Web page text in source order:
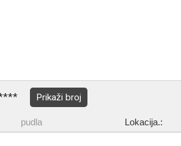
Prikaži broj
pudla Lokacija.: